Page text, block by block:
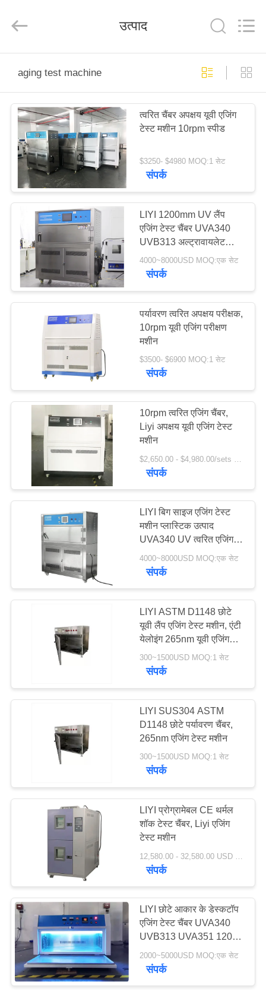
उत्पादों
हमारे
बारे
कारखाना
भ्रमण
गुणवत्ता
नियंत्रण
एक
उद्धरण
विनती
साइटमैप
PRIVACY
POLICY
Technology
Co.,
Reserved.
उत्पाद
aging test machine
त्वरित चैंबर अपक्षय यूवी एजिंग
टेस्ट मशीन 10rpm स्पीड
$3250- $4980 MOQ:1 सेट
संपर्क
LIYI 1200mm UV लैंप
एजिंग टेस्ट चैंबर UVA340
UVB313 अल्ट्रावायलेट
लाइट एजिंग टेस्ट मशीन
4000~8000USD MOQ:एक सेट
संपर्क
पर्यावरण त्वरित अपक्षय परीक्षक,
10rpm यूवी एजिंग परीक्षण
मशीन
$3500- $6900 MOQ:1 सेट
संपर्क
10rpm त्वरित एजिंग चैंबर,
Liyi अपक्षय यूवी एजिंग टेस्ट
मशीन
संपर्क
LIYI बिग साइज एजिंग टेस्ट
मशीन प्लास्टिक उत्पाद
UVA340 UV त्वरित एजिंग
चैंबर
4000~8000USD MOQ:एक सेट
संपर्क
LIYI ASTM D1148 छोटे
यूवी लैंप एजिंग टेस्ट मशीन, एंटी
येलोइंग 265nm यूवी एजिंग
चैंबर
300~1500USD MOQ:1 सेट
संपर्क
LIYI SUS304 ASTM
D1148 छोटे पर्यावरण चैंबर,
265nm एजिंग टेस्ट मशीन
300~1500USD MOQ:1 सेट
संपर्क
LIYI प्रोग्रामेबल CE थर्मल
शॉक टेस्ट चैंबर, Liyi एजिंग
टेस्ट मशीन
संपर्क
LIYI छोटे आकार के डेस्कटॉप
एजिंग टेस्ट चैंबर UVA340
UVB313 UVA351 1200
मिमी यूवी लैंप
2000~5000USD MOQ:एक सेट
संपर्क